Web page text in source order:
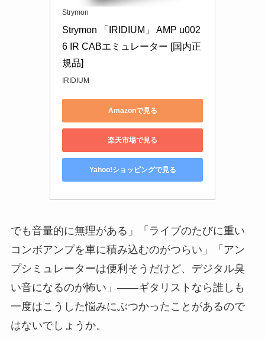
Strymon
Strymon 「IRIDIUM」 AMP u002
6 IR CABエミュレーター [国内正
規品]
IRIDIUM
Amazonで見る
楽天市場で見る
Yahoo!ショッピングで見る
でも音量的に無理がある」「ライブのたびに重い
コンボアンプを車に積み込むのがつらい」「アン
プシミュレーターは便利そうだけど、デジタル臭
い音になるのが怖い」――ギタリストなら誰しも
一度はこうした悩みにぶつかったことがあるので
はないでしょうか。